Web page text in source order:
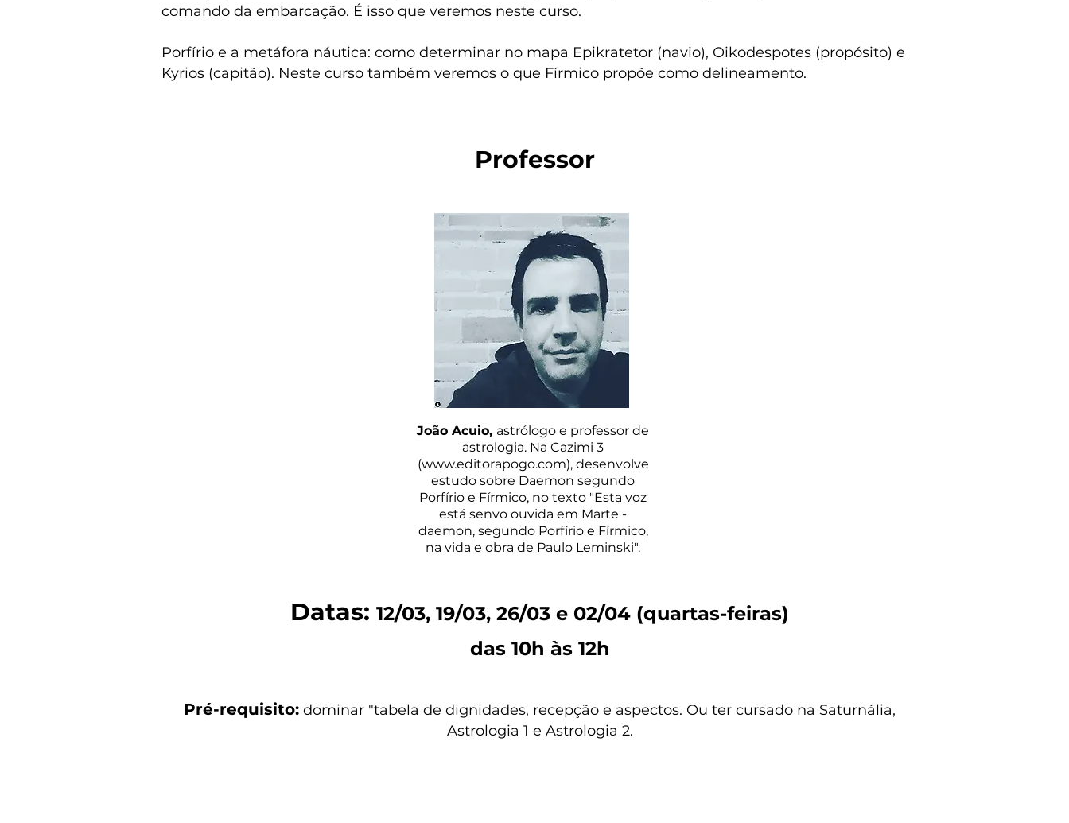
comando da embarcação. É isso que veremos neste curso.
Porfírio e a metáfora náutica: como determinar no mapa Epikratetor (navio), Oikodespotes (propósito) e
Kyrios (capitão). Neste curso também veremos o que Fírmico propõe como delineamento.
Professor
João Acuio, astrólogo e professor de
astrologia. Na Cazimi 3
(www.editorapogo.com), desenvolve
estudo sobre Daemon segundo
Porfírio e Fírmico, no texto "Esta voz
está senvo ouvida em Marte -
daemon, segundo Porfírio e Fírmico,
na vida e obra de Paulo Leminski".
Datas: 12/03, 19/03, 26/03 e 02/04 (quartas-feiras)
das 10h às 12h
Pré-requisito: dominar "tabela de dignidades, recepção e aspectos. Ou ter cursado na Saturnália,
Astrologia 1 e Astrologia 2.